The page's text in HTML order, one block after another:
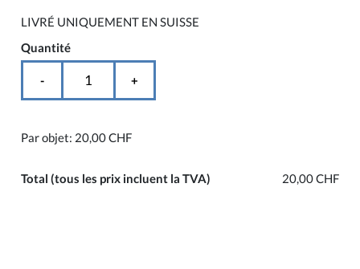
LIVRÉ UNIQUEMENT EN SUISSE
Quantité
- +
Par objet: 20,00 CHF
Total(tous les prix incluent la TVA) 20,00 CHF